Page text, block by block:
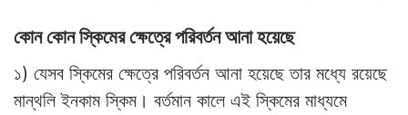
কোন কোন স্কিমের ক্ষেত্রে পরিবর্তন আনা হয়েছে
১) যেসব স্কিমের ক্ষেত্রে পরিবর্তন আনা হয়েছে তার মধ্যে রয়েছে
মান্থলি ইনকাম স্কিম। বর্তমান কালে এই স্কিমের মাধ্যমে